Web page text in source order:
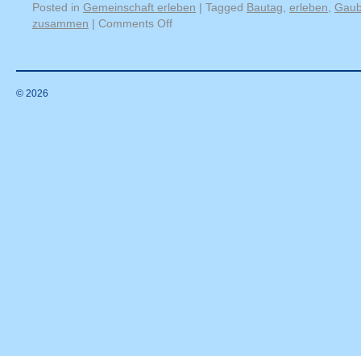
Posted in Gemeinschaft erleben | Tagged Bautag erleben
zusammen | Comments Off
© 2026